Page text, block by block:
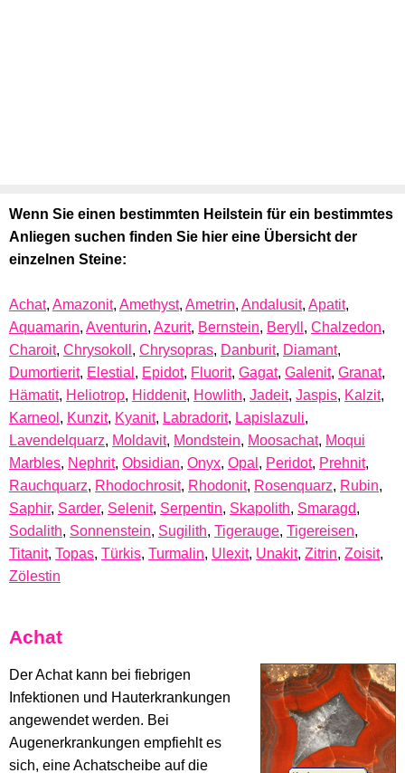
Wenn Sie einen bestimmten Heilstein für ein bestimmtes
Anliegen suchen finden Sie hier eine Übersicht der
einzelnen Steine:
Achat, Amazonit, Amethyst, Ametrin, Andalusit, Apatit,
Aquamarin, Aventurin, Azurit, Bernstein, Beryll , Chalzedon,
Charoit, Chrysokoll , Chrysopras, Danburit, Diamant,
Dumortierit, Elestial , Epidot, Fluorit, Gagat, Galenit, Granat,
Hämatit, Heliotrop, Hiddenit, Howlith, Jadeit, Jaspis, Kalzit,
Karneol , Kunzit, Kyanit, Labradorit, Lapislazuli,
Lavendelquarz, Moldavit, Mondstein, Moosachat, Moqui
Marbles, Nephrit, Obsidian, Onyx, Opal , Peridot, Prehnit,
Rauchquarz, Rhodochrosit, Rhodonit, Rosenquarz, Rubin,
Saphir, Sarder, Selenit, Serpentin, Skapolith, Smaragd,
Sodalith, Sonnenstein, Sugilith, Tigerauge, Tigereisen,
Titanit, Topas, Türkis, Turmalin, Ulexit, Unakit, Zitrin, Zoisit,
Zölestin
Achat
Der Achat kann bei fiebrigen
Infektionen und Hauterkrankungen
angewendet werden. Bei
Augenerkrankungen empfiehlt es
sich, eine Achatscheibe auf die